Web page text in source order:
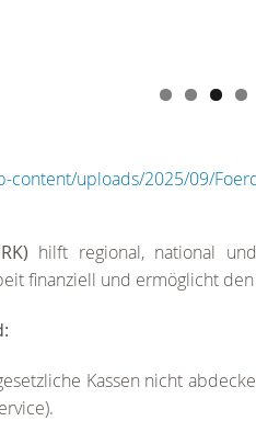
uploads/2025/09/
hilft regional, national
finanziell und ermöglicht
Kassen nicht